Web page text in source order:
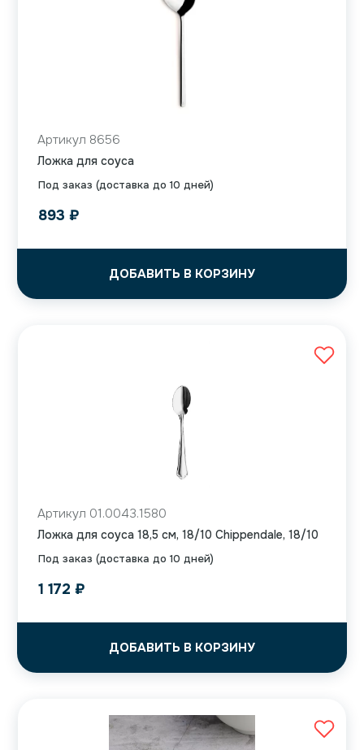
Под заказ (доставка до 10 дней)
Артикул 8656
Ложка для соуса
893 ₽
ДОБАВИТЬ В КОРЗИНУ
Под заказ (доставка до 10 дней)
Артикул 01.0043.1580
Ложка для соуса 18,5 см, 18/10 Chippendale, 18/10
1 172 ₽
ДОБАВИТЬ В КОРЗИНУ